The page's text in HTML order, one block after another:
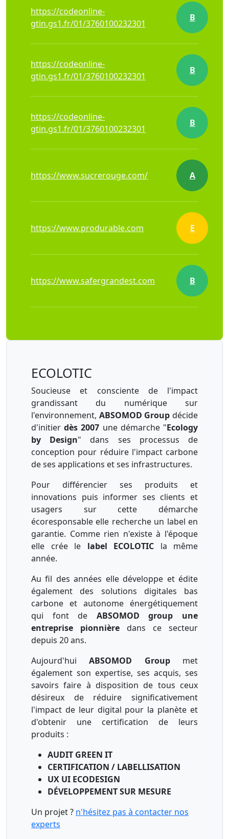
https://codeonline-
gtin.gs1.fr/01/3760100232301
B
https://codeonline-
gtin.gs1.fr/01/3760100232301
B
https://codeonline-
gtin.gs1.fr/01/3760100232301
B
https://www.sucrerouge.com/ A
https://www.produrable.com E
https://www.safergrandest.com B
ECOLOTIC
Soucieuse et consciente de l'impact
grandissant du numérique sur
l'environnement, ABSOMOD Group décide
d'initierdès 2007 une démarche "Ecology
by Design" dans ses processus de
conception pour réduire l'impact carbone
de ses applications et ses infrastructures.
Pour différencier ses produits et
innovations puis informer ses clients et
usagers sur cette démarche
écoresponsable elle recherche un label en
garantie. Comme rien n'existe à l'époque
elle crée le label ECOLOTIC la même
année.
Au fil des années elle développe et édite
également des solutions digitales bas
carbone et autonome énergétiquement
qui font de ABSOMOD group une
entreprise pionnière dans ce secteur
depuis 20 ans.
Aujourd'huiABSOMOD Groupmet
également son expertise, ses acquis, ses
savoirs faire à disposition de tous ceux
désireux de réduire significativement
l'impact de leur digital pour la planète et
d'obtenir une certification de leurs
produits :
AUDIT GREEN IT
CERTIFICATION / LABELLISATION
UX UI ECODESIGN
DÉVELOPPEMENT SUR MESURE
Un projet ? n'hésitez pas à contacter nos
experts